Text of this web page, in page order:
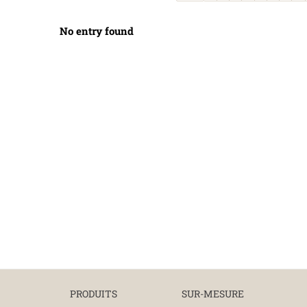
No entry found
PRODUITS SUR-MESURE